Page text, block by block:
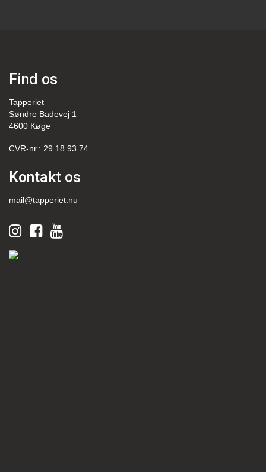
Find os
Tapperiet
Søndre Badevej 1
4600 Køge
CVR-nr.: 29 18 93 74
Kontakt os
mail@tapperiet.nu